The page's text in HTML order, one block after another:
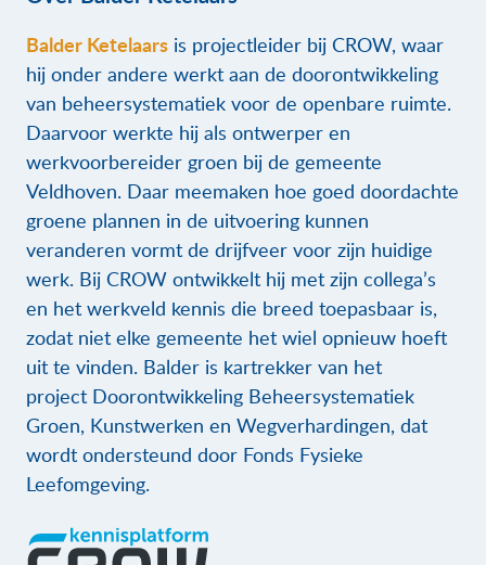
Balder Ketelaars is projectleider bij CROW, waar
hij onder andere werkt aan de doorontwikkeling
van beheersystematiek voor de openbare ruimte.
Daarvoor werkte hij als ontwerper en
werkvoorbereider groen bij de gemeente
Veldhoven. Daar meemaken hoe goed doordachte
groene plannen in de uitvoering kunnen
veranderen vormt de drijfveer voor zijn huidige
werk. Bij CROW ontwikkelt hij met zijn collega’s
en het werkveld kennis die breed toepasbaar is,
zodat niet elke gemeente het wiel opnieuw hoeft
uit te vinden. Balder is kartrekker van het
project Doorontwikkeling Beheersystematiek
Groen, Kunstwerken en Wegverhardingen, dat
wordt ondersteund door Fonds Fysieke
Leefomgeving.